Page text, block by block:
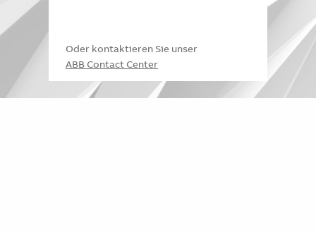
Oder kontaktieren Sie unser
ABB Contact Center